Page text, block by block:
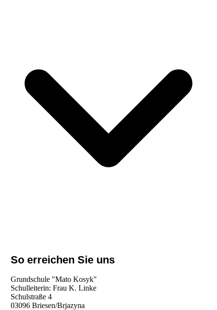
So erreichen Sie uns
Grundschule "Mato Kosyk"
Schulleiterin: Frau K. Linke
Schulstraße 4
03096 Briesen/Brjazyna